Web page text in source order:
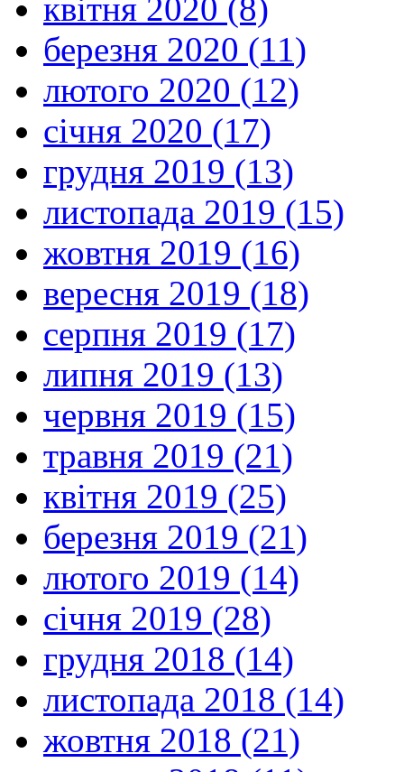
квітня 2020 (8)
березня 2020 (11)
лютого 2020 (12)
січня 2020 (17)
грудня 2019 (13)
листопада 2019 (15)
жовтня 2019 (16)
вересня 2019 (18)
серпня 2019 (17)
липня 2019 (13)
червня 2019 (15)
травня 2019 (21)
квітня 2019 (25)
березня 2019 (21)
лютого 2019 (14)
січня 2019 (28)
грудня 2018 (14)
листопада 2018 (14)
жовтня 2018 (21)